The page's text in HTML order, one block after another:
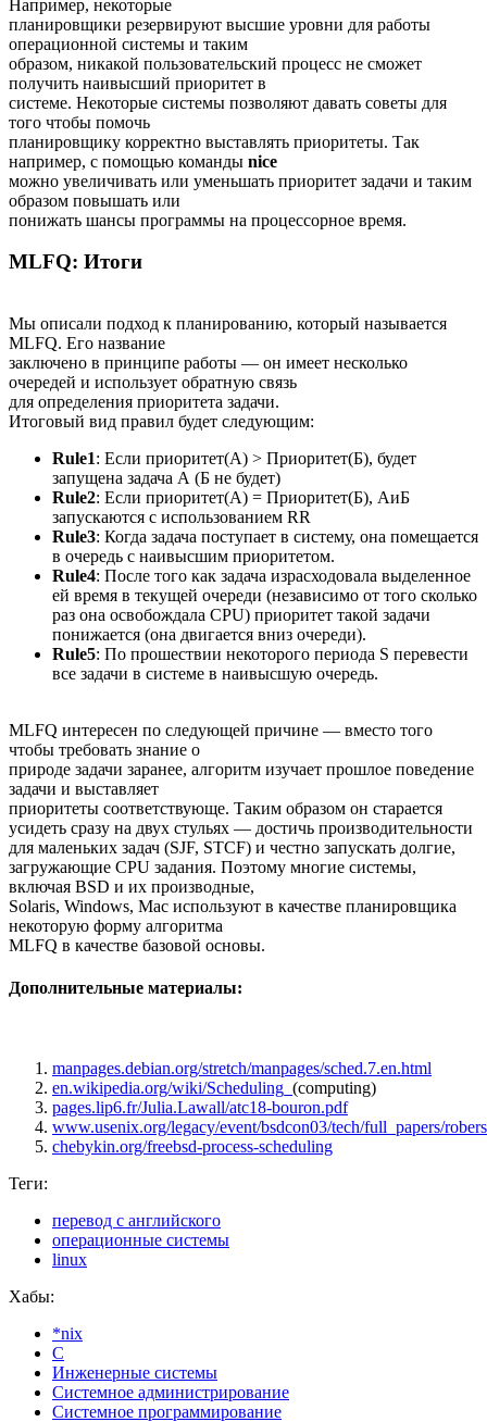
Например, некоторые
планировщики резервируют высшие уровни для работы
операционной системы и таким
образом, никакой пользовательский процесс не сможет
получить наивысший приоритет в
системе. Некоторые системы позволяют давать советы для
того чтобы помочь
планировщику корректно выставлять приоритеты. Так
например, с помощью команды nice
можно увеличивать или уменьшать приоритет задачи и таким
образом повышать или
понижать шансы программы на процессорное время.
MLFQ: Итоги
Мы описали подход к планированию, который называется
MLFQ. Его название
заключено в принципе работы — он имеет несколько
очередей и использует обратную связь
для определения приоритета задачи.
Итоговый вид правил будет следующим:
Rule1: Если приоритет(А) > Приоритет(Б), будет
запущена задача А (Б не будет)
Rule2: Если приоритет(А) = Приоритет(Б), АиБ
запускаются с использованием RR
Rule3: Когда задача поступает в систему, она помещается
в очередь с наивысшим приоритетом.
Rule4: После того как задача израсходовала выделенное
ей время в текущей очереди (независимо от того сколько
раз она освобождала CPU) приоритет такой задачи
понижается (она двигается вниз очереди).
Rule5: По прошествии некоторого периода S перевести
все задачи в системе в наивысшую очередь.
MLFQ интересен по следующей причине — вместо того
чтобы требовать знание о
природе задачи заранее, алгоритм изучает прошлое поведение
задачи и выставляет
приоритеты соответствующе. Таким образом он старается
усидеть сразу на двух стульях — достичь производительности
для маленьких задач (SJF, STCF) и честно запускать долгие,
загружающие CPU задания. Поэтому многие системы,
включая BSD и их производные,
Solaris, Windows, Mac используют в качестве планировщика
некоторую форму алгоритма
MLFQ в качестве базовой основы.
Дополнительные материалы:
manpages.debian.org/stretch/manpages/sched.7.en.html
en.wikipedia.org/wiki/Scheduling_ (computing)
pages.lip6.fr/Julia.Lawall/atc18-bouron.pdf
www.usenix.org/legacy/event/bsdcon03/tech/full_papers/
chebykin.org/freebsd-process-scheduling
Теги:
перевод с английского
операционные системы
linux
Хабы:
*nix
C
Инженерные системы
Системное администрирование
Системное программирование